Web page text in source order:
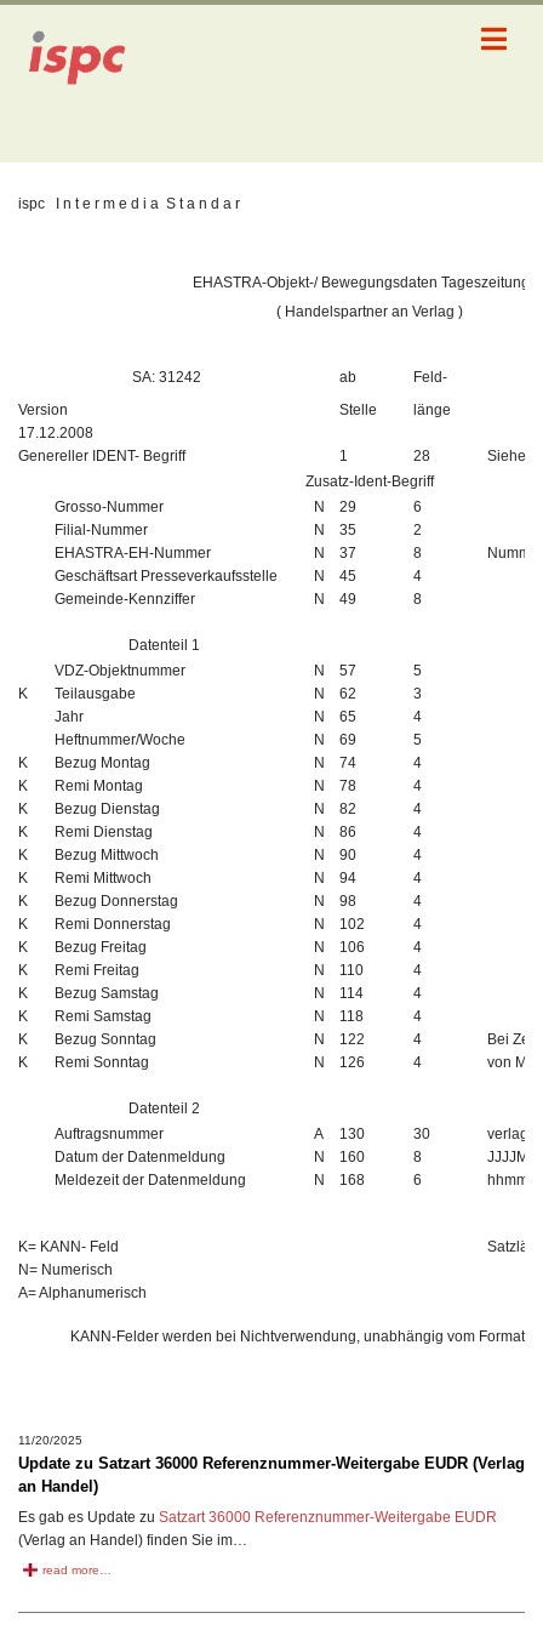
ispc I n t e r m e d i a S t a n d a r
EHASTRA-Objekt-/ Bewegungsdaten
( Handelspartner an Verlag )
SA: 31242 ab
Feld-
Version
17.12.2008
Stelle länge
Genereller IDENT- Begriff 1 28
Siehe
Zusatz-Ident-Begriff
Grosso-Nummer
N 29
6
Filial-Nummer
N 35
2
EHASTRA-EH-Nummer
N 37 8
Geschäftsart Presseverkaufsstelle
N 45
4
Gemeinde-Kennziffer
N 49 8
Datenteil 1
VDZ-Objektnummer
N 57
5
K
Teilausgabe N 62
3
Jahr
N 65
4
Heftnummer/Woche
N 69
5
K
Bezug Montag N 74
4
K
Remi Montag N 78
4
K
Bezug Dienstag N 82
4
K
Remi Dienstag N 86
4
K
Bezug Mittwoch N 90
4
K
Remi Mittwoch N 94
4
K
Bezug Donnerstag N 98
4
K
Remi Donnerstag N 102
4
K
Bezug Freitag N 106
4
K
Remi Freitag N 110
4
K
Bezug Samstag N 114
4
K
Remi Samstag N 118
4
K
Bezug Sonntag N 122 4
Bei
K
Remi Sonntag N 126 4 von
Datenteil 2
Auftragsnummer
A 130 30
Datum der Datenmeldung
N 160 8
Meldezeit der Datenmeldung
N 168 6 hhmmss
K= KANN- Feld
N= Numerisch
A= Alphanumerisch
KANN-Felder werden bei Nichtverwendung, unabhängig vom Format,
11/20/2025
Update zu Satzart 36000 Referenznummer-Weitergabe EUDR (Verlag
an Handel)
Es gab es Update zu Satzart 36000 Referenznummer-Weitergabe EUDR
(Verlag an Handel) finden Sie im…
read more…